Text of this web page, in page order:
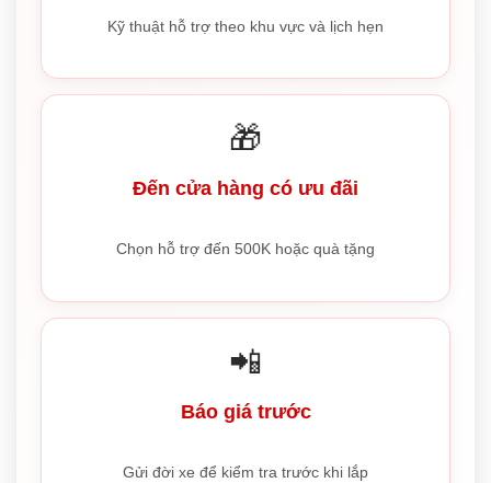
Kỹ thuật hỗ trợ theo khu vực và lịch hẹn
🎁
Đến cửa hàng có ưu đãi
Chọn hỗ trợ đến 500K hoặc quà tặng
📲
Báo giá trước
Gửi đời xe để kiểm tra trước khi lắp